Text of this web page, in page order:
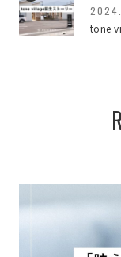
会社のこと
すべての記事
tone